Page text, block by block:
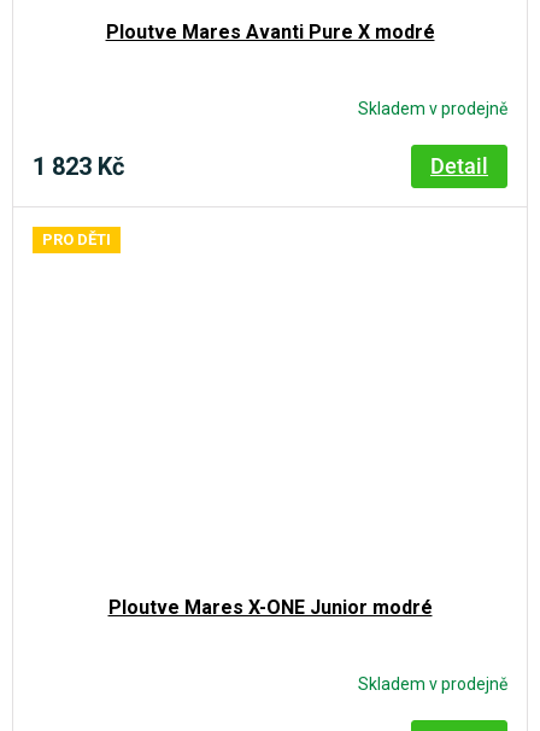
Ploutve Mares Avanti Pure X modré
Skladem v prodejně
1 823 Kč Detail
PRO DĚTI
Ploutve Mares X-ONE Junior modré
Skladem v prodejně